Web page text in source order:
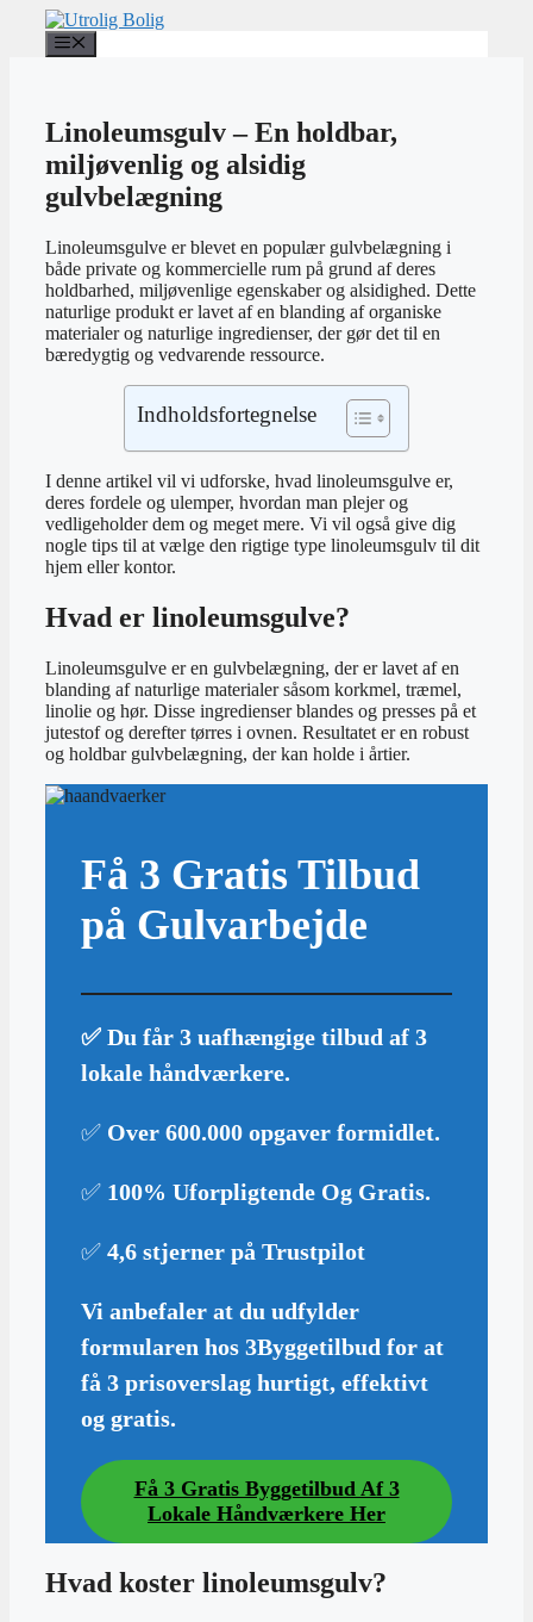
indhold
Linoleumsgulv – En holdbar,
miljøvenlig og alsidig
gulvbelægning
Linoleumsgulve er blevet en populær gulvbelægning i
både private og kommercielle rum på grund af deres
holdbarhed, miljøvenlige egenskaber og alsidighed. Dette
naturlige produkt er lavet af en blanding af organiske
materialer og naturlige ingredienser, der gør det til en
bæredygtig og vedvarende ressource.
Indholdsfortegnelse
I denne artikel vil vi udforske, hvad linoleumsgulve er,
deres fordele og ulemper, hvordan man plejer og
vedligeholder dem og meget mere. Vi vil også give dig
nogle tips til at vælge den rigtige type linoleumsgulv til dit
hjem eller kontor.
Hvad er linoleumsgulve?
Linoleumsgulve er en gulvbelægning, der er lavet af en
blanding af naturlige materialer såsom korkmel, træmel,
linolie og hør. Disse ingredienser blandes og presses på et
jutestof og derefter tørres i ovnen. Resultatet er en robust
og holdbar gulvbelægning, der kan holde i årtier.
Få 3 Gratis Tilbud
på Gulvarbejde
✅ Du får 3 uafhængige tilbud af 3
lokale håndværkere.
✅ Over 600.000 opgaver formidlet.
✅ 100% Uforpligtende Og Gratis.
✅ 4,6 stjerner på Trustpilot
Vi anbefaler at du udfylder
formularen hos 3Byggetilbud for at
få 3 prisoverslag hurtigt, effektivt
og gratis.
Få 3 Gratis Byggetilbud Af 3
Lokale Håndværkere Her
Hvad koster linoleumsgulv?